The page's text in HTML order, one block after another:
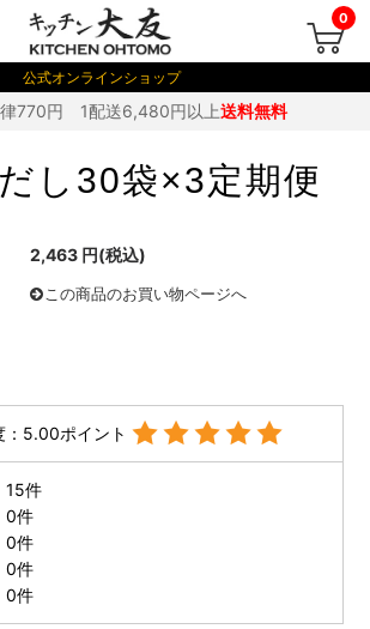
0
公式オンラインショップ
770円 1配送6,480円以上送料無料
し30袋×3定期便
2,463円(税込)
この商品のお買い物ページへ
：5.00ポイント
15件
0件
0件
0件
0件